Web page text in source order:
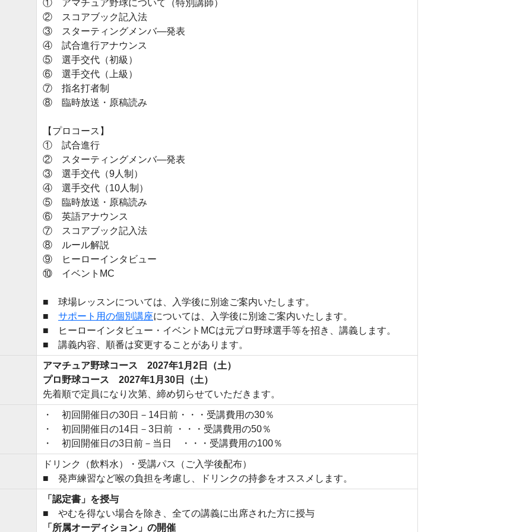
① アマチュア野球について（特別講師）
② スコアブック記入法
③ スターティングメンバ―発表
④ 試合進行アナウンス
⑤ 選手交代（初級）
⑥ 選手交代（上級）
⑦ 指名打者制
⑧ 臨時放送・原稿読み
【プロコース】
① 試合進行
② スターティングメンバ―発表
③ 選手交代（9人制）
④ 選手交代（10人制）
⑤ 臨時放送・原稿読み
⑥ 英語アナウンス
⑦ スコアブック記入法
⑧ ルール解説
⑨ ヒーローインタビュー
⑩ イベントMC
■ 球場レッスンについては、入学後に別途ご案内いたします。
■ サポート用の個別講座については、入学後に別途ご案内いたします。
■ ヒーローインタビュー・イベントMCは元プロ野球選手等を招き、講義します。
■ 講義内容、順番は変更することがあります。
アマチュア野球コース 2027年1月2日（土）
プロ野球コース 2027年1月30日（土）
先着順で定員になり次第、締め切らせていただきます。
・ 初回開催日の30日－14日前・・・受講費用の30％
・ 初回開催日の14日－3日前 ・・・受講費用の50％
・ 初回開催日の3日前－当日 ・・・受講費用の100％
ドリンク（飲料水）・受講パス（ご入学後配布）
■ 発声練習など喉の負担を考慮し、ドリンクの持参をオススメします。
「認定書」を授与
■ やむを得ない場合を除き、全ての講義に出席された方に授与
「所属オーディション」の開催